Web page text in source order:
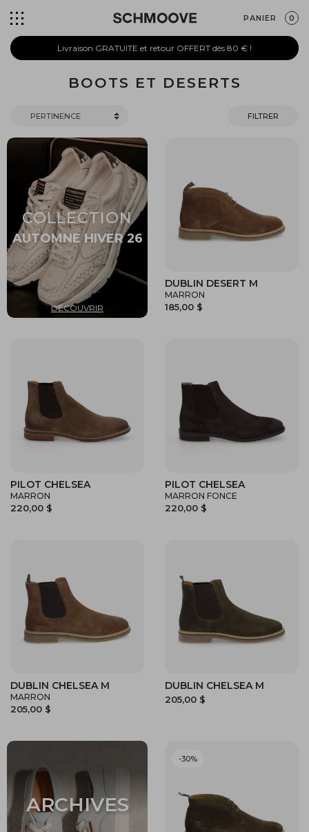
PANIER 0
Livraison GRATUITE et retour OFFERT dès 80 € !
BOOTS ET DESERTS
FILTRER
DUBLIN DESERT M
MARRON
185,00 $
PILOT CHELSEA
MARRON
220,00 $
PILOT CHELSEA
MARRON FONCE
220,00 $
DUBLIN CHELSEA M
MARRON
205,00 $
DUBLIN CHELSEA M
205,00 $
-30%